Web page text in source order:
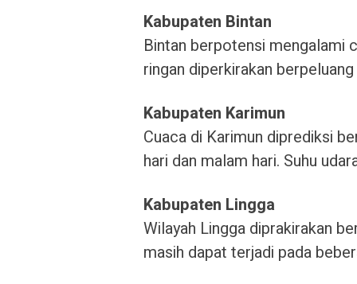
Kabupaten Bintan
Bintan berpotensi mengalami
ringan diperkirakan
Kabupaten Karimun
Cuaca di Karimun diprediksi
hari dan malam hari. Suhu
Kabupaten Lingga
Wilayah Lingga diprakirakan
masih dapat terjadi pada